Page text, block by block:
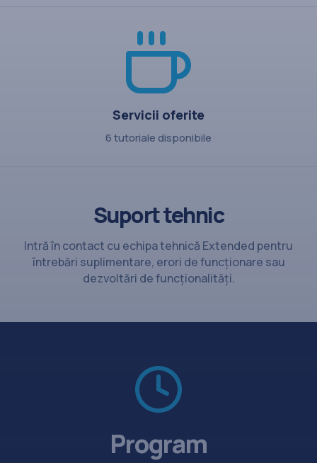
Servicii oferite
6 tutoriale disponibile
Suport tehnic
Intră în contact cu echipa tehnică Extended pentru
întrebări suplimentare, erori de funcționare sau
dezvoltări de funcționalități.
Program